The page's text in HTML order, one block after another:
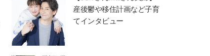
産後鬱や移住計画など子育
てインタビュー